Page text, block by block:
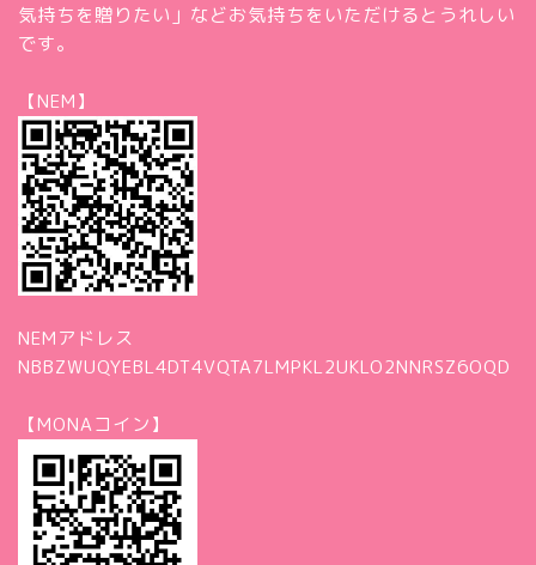
気持ちを贈りたい」などお気持ちをいただけるとうれしい
です。
【NEM】
NEMアドレス
NBBZWUQYEBL4DT4VQTA7LMPKL2UKLO2NNRSZ6OQD
【MONAコイン】